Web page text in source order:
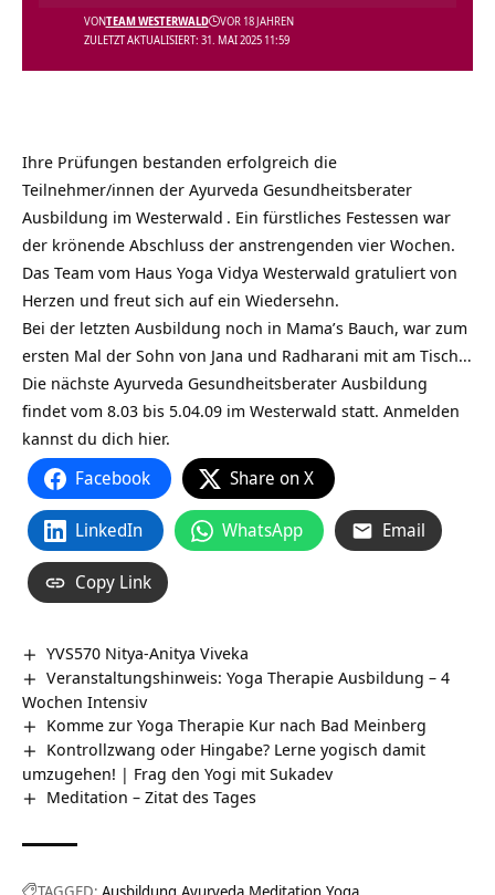
ZULETZT AKTUALISIERT: 31. MAI 2025 11:59
VONTEAM WESTERWALD VOR 18 JAHREN
Ihre Prüfungen bestanden erfolgreich die
Teilnehmer/innen der Ayurveda Gesundheitsberater
Ausbildung im Westerwald . Ein fürstliches Festessen war
der krönende Abschluss der anstrengenden vier Wochen.
Das Team vom Haus Yoga Vidya Westerwald gratuliert von
Herzen und freut sich auf ein Wiedersehn.
Bei der letzten Ausbildung noch in Mama’s Bauch, war zum
ersten Mal der Sohn von Jana und Radharani mit am Tisch…
Die nächste Ayurveda Gesundheitsberater Ausbildung
findet vom 8.03 bis 5.04.09 im Westerwald statt. Anmelden
kannst du dich hier.
Facebook Share on X
LinkedIn WhatsApp Email
Copy Link
YVS570 Nitya-Anitya Viveka
Veranstaltungshinweis: Yoga Therapie Ausbildung – 4
Wochen Intensiv
Komme zur Yoga Therapie Kur nach Bad Meinberg
Kontrollzwang oder Hingabe? Lerne yogisch damit
umzugehen! | Frag den Yogi mit Sukadev
Meditation – Zitat des Tages